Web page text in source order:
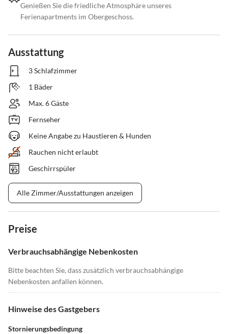
Genießen Sie die friedliche Atmosphäre unseres
Ferienapartments im Obergeschoss.
Ausstattung
3 Schlafzimmer
1 Bäder
Max. 6 Gäste
Fernseher
Keine Angabe zu Haustieren & Hunden
Rauchen nicht erlaubt
Geschirrspüler
Alle Zimmer/Ausstattungen anzeigen
Preise
Verbrauchsabhängige Nebenkosten
Bitte beachten Sie, dass zusätzlich verbrauchsabhängige
Nebenkosten anfallen können.
Hinweise des Gastgebers
Stornierungsbedingung